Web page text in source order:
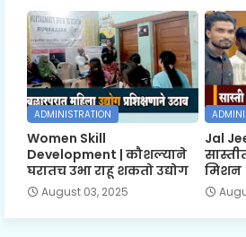
ADMINISTRATION
Women Skill
Development | कौशल्याने
घरातच उभा राहू शकतो उद्योग
August 03, 2025
Jal
मिशन